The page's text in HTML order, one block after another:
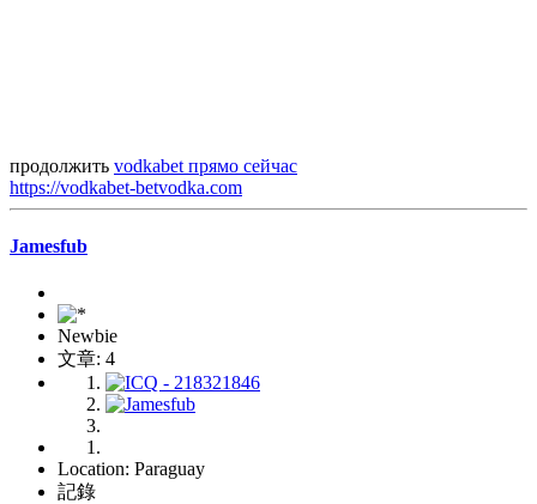
продолжить vodkabet прямо сейчас
https://vodkabet-betvodka.com
Jamesfub
Newbie
文章: 4
Location: Paraguay
記錄